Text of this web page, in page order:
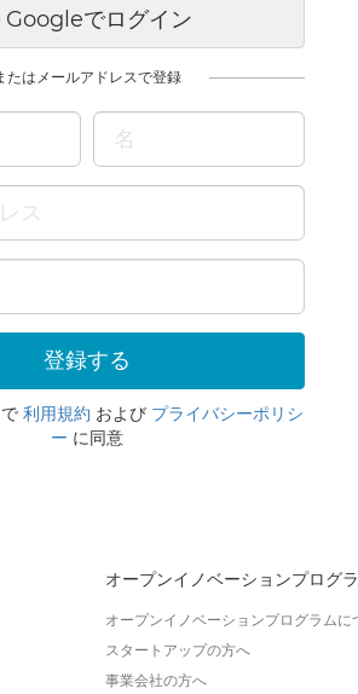
Googleでログイン
たはメールアドレスで登録
利用規約 および プライバシーポリシ
ー に同意
オープンイノベーションプログ
オープンイノベーションプログラムに
スタートアップの方へ
事業会社の方へ